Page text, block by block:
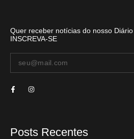
Quer receber notícias do nosso
INSCREVA-SE
Posts Recentes